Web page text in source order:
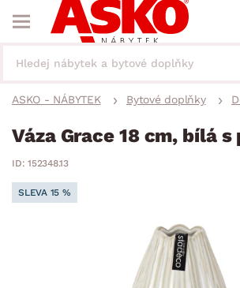
ASKO - NÁBYTEK Bytové doplňky
Váza Grace 18 cm, bílá
ID: 152348.13
SLEVA 15 %